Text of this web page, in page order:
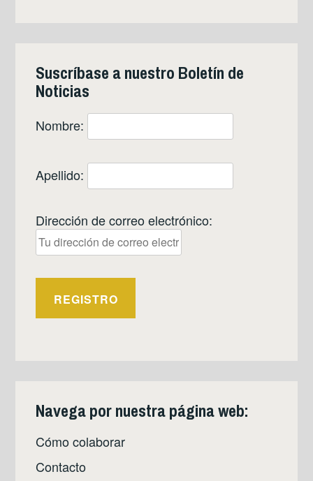
Suscríbase a nuestro Boletín de
Noticias
Nombre:
Apellido:
Dirección de correo electrónico:
Navega por nuestra página web:
Cómo colaborar
Contacto